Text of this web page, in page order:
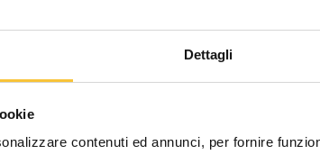
Dettagli
contenuti ed annunci, per fornire